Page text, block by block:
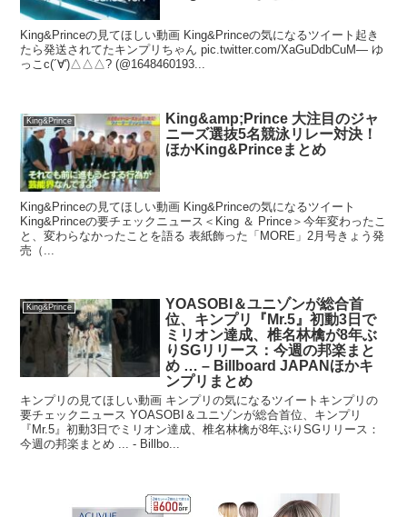
King&Princeの見てほしい動画 King&Princeの気になるツイート起き
たら発送されてたキンプリちゃん pic.twitter.com/XaGuDdbCuM— ゆ
っこc(´∀')△△△? (@1648460193...
King&Prince
King&amp;Prince 大注目のジャ
ニーズ選抜5名競泳リレー対決！
ほかKing&Princeまとめ
King&Princeの見てほしい動画 King&Princeの気になるツイート
King&Princeの要チェックニュース＜King ＆ Prince＞今年変わったこ
と、変わらなかったことを語る 表紙飾った「MORE」2月号きょう発
売（...
King&Prince
YOASOBI＆ユニゾンが総合首
位、キンプリ『Mr.5』初動3日で
ミリオン達成、椎名林檎が8年ぶ
りSGリリース：今週の邦楽まと
め … – Billboard JAPANほかキ
ンプリまとめ
キンプリの見てほしい動画 キンプリの気になるツイートキンプリの
要チェックニュース YOASOBI＆ユニゾンが総合首位、キンプリ
『Mr.5』初動3日でミリオン達成、椎名林檎が8年ぶりSGリリース：
今週の邦楽まとめ ... - Billbo...